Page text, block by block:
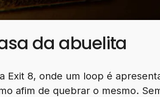
da abuelita
Exit 8, onde um loop é
afim de quebrar o mesmo.